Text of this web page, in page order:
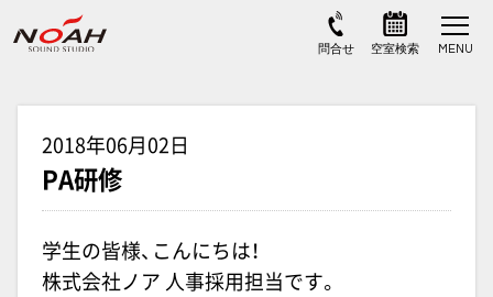
2018年06月02日
PA研修
学生の皆様、こんにちは！
株式会社ノア 人事採用担当です。